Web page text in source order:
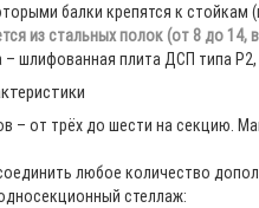
балки крепятся к стойкам
из стальных полок (от 8 до 14,
– шлифованная плита ДСП типа
– от трёх до шести на секцию.
любое количество
стеллаж: